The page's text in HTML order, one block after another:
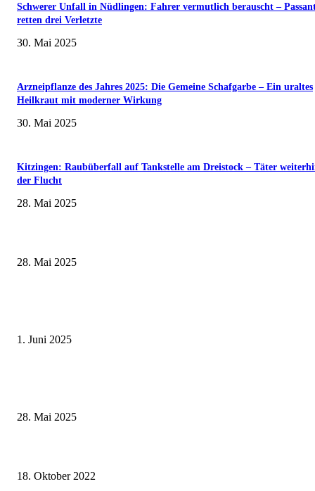
Schwerer Unfall in Nüdlingen: Fahrer vermutlich berauscht –
retten drei Verletzte
30. Mai 2025
Arzneipflanze des Jahres 2025: Die Gemeine Schafgarbe – Ein uraltes
Heilkraut mit moderner Wirkung
30. Mai 2025
Kitzingen: Raubüberfall auf Tankstelle am Dreistock – Täter
der Flucht
28. Mai 2025
28. Mai 2025
1. Juni 2025
28. Mai 2025
18. Oktober 2022